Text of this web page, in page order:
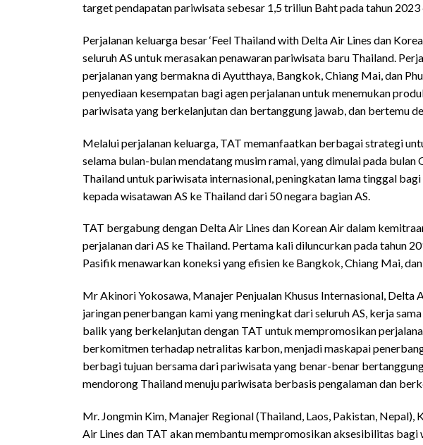
target pendapatan pariwisata sebesar 1,5 triliun Baht pada tahun 2023
Perjalanan keluarga besar ‘Feel Thailand with Delta Air Lines dan
seluruh AS untuk merasakan penawaran pariwisata baru Thailand.
perjalanan yang bermakna di Ayutthaya, Bangkok, Chiang Mai, dan
penyediaan kesempatan bagi agen perjalanan untuk menemukan
pariwisata yang berkelanjutan dan bertanggung jawab, dan bertemu
Melalui perjalanan keluarga, TAT memanfaatkan berbagai strategi
selama bulan-bulan mendatang musim ramai, yang dimulai pada
Thailand untuk pariwisata internasional, peningkatan lama tinggal
kepada wisatawan AS ke Thailand dari 50 negara bagian AS.
TAT bergabung dengan Delta Air Lines dan Korean Air dalam
perjalanan dari AS ke Thailand. Pertama kali diluncurkan pada tahun
Pasifik menawarkan koneksi yang efisien ke Bangkok, Chiang Mai,
Mr Akinori Yokosawa, Manajer Penjualan Khusus Internasional, Delta
jaringan penerbangan kami yang meningkat dari seluruh AS, kerja
balik yang berkelanjutan dengan TAT untuk mempromosikan
berkomitmen terhadap netralitas karbon, menjadi maskapai
berbagi tujuan bersama dari pariwisata yang benar-benar
mendorong Thailand menuju pariwisata berbasis pengalaman dan
Mr. Jongmin Kim, Manajer Regional (Thailand, Laos, Pakistan, Nepal),
Air Lines dan TAT akan membantu mempromosikan aksesibilitas bagi